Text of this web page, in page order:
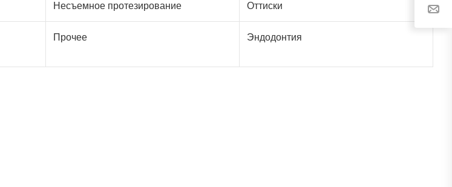
Несъемное протезирование Оттиски
Прочее Эндодонтия